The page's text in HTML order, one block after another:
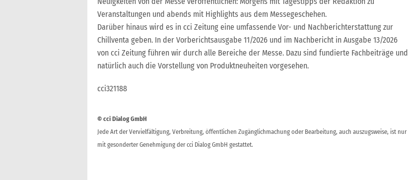
Veranstaltungen und abends mit Highlights aus dem Messegeschehen.
Darüber hinaus wird es in cci Zeitung eine umfassende Vor- und Nachberichterstattung zur
Chillventa geben. In der Vorberichtsausgabe 11/2026 und im Nachbericht in Ausgabe 13/2026
von cci Zeitung führen wir durch alle Bereiche der Messe. Dazu sind fundierte Fachbeiträge und
natürlich auch die Vorstellung von Produktneuheiten vorgesehen.
cci321188
© cci Dialog GmbH
Jede Art der Vervielfältigung, Verbreitung, öffentlichen Zugänglichmachung oder Bearbeitung, auch auszugsweise, ist nur
mit gesonderter Genehmigung der cci Dialog GmbH gestattet.